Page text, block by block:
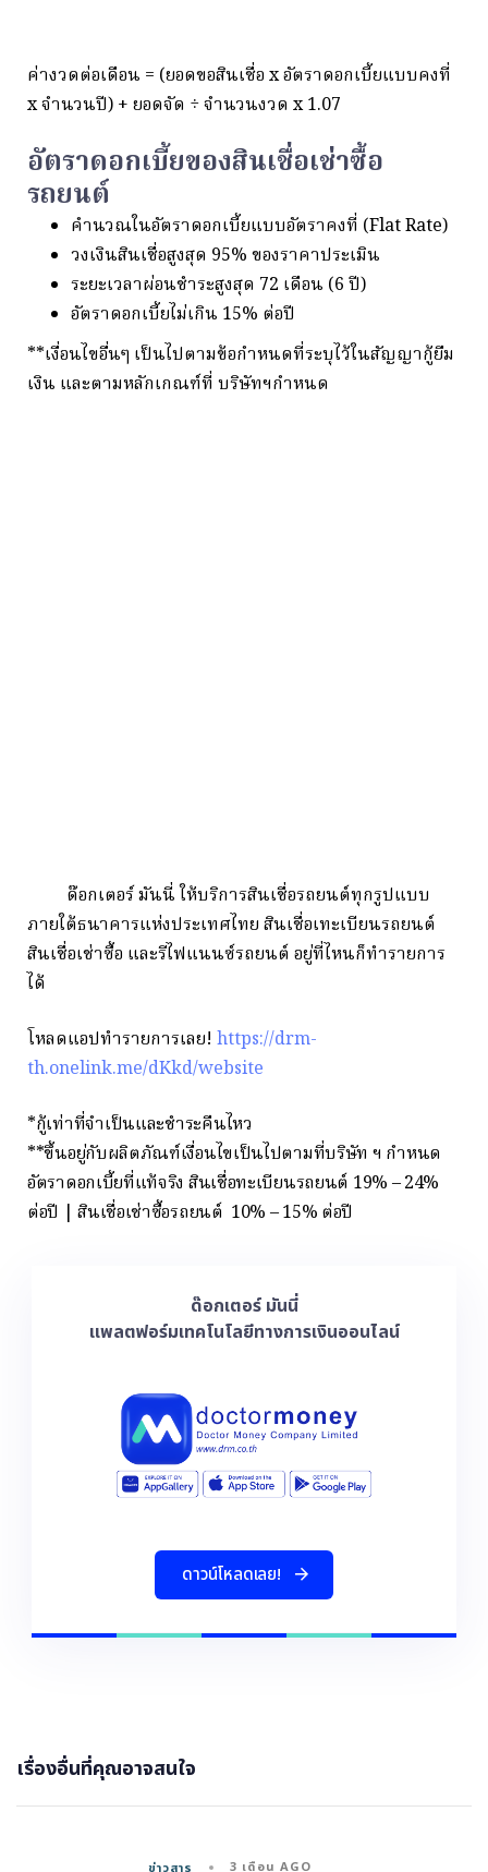
ค่างวดต่อเดือน = (ยอดขอสินเชื่อ x อัตราดอกเบี้ยแบบคงที่
x จำนวนปี) + ยอดจัด ÷จำนวนงวด x 1.07
อัตราดอกเบี้ยของสินเชื่อเช่าซื้อ
รถยนต์
คำนวณในอัตราดอกเบี้ยแบบอัตราคงที่ (Flat Rate)​
วงเงินสินเชื่อสูงสุด 95% ของราคาประเมิน
ระยะเวลาผ่อนชำระสูงสุด 72 เดือน (6 ปี)
อัตราดอกเบี้ยไม่เกิน 15% ต่อปี
**เงื่อนไขอื่นๆ เป็นไปตามข้อกำหนดที่ระบุไว้ในสัญญากู้ยืม
เงิน และตามหลักเกณฑ์ที่ บริษัทฯกำหนด
ด๊อกเตอร์ มันนี่ ให้บริการสินเชื่อรถยนต์ทุกรูปแบบ
ภายใต้ธนาคารแห่งประเทศไทยสินเชื่อเทะเบียนรถยนต์
สินเชื่อเช่าซื้อ และรีไฟแนนซ์รถยนต์ อยู่ที่ไหนก็ทำรายการ
ได้
โหลดแอปทำรายการเลย! https://drm-
th.onelink.me/dKkd/website
*กู้เท่าที่จำเป็นและชำระคืนไหว
**ขึ้นอยู่กับผลิตภัณฑ์เงื่อนไขเป็นไปตามที่บริษัท ฯ กำหนด
อัตราดอกเบี้ยที่แท้จริง สินเชื่อทะเบียนรถยนต์ 19% – 24%
ต่อปี | สินเชื่อเช่าซื้อรถยนต์ 10% – 15% ต่อปี
ด๊อกเตอร์ มันนี่
แพลตฟอร์มเทคโนโลยีทางการเงินออนไลน์
ดาวนโหลดเลย!
เรื่องอื่นที่คุณอาจสนใจ
ข่าวสาร 3 เดือน AGO